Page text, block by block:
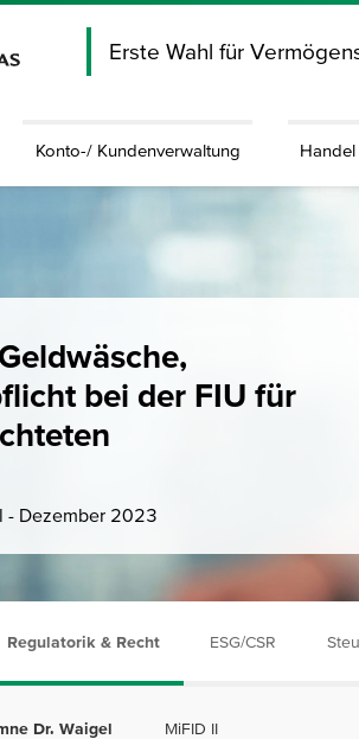
Erste Wahl für
Konto-/ Kundenverwaltung Handel
bei der FIU für
- Dezember 2023
Regulatorik & Recht ESG/CSR
Dr. Waigel MiFID II